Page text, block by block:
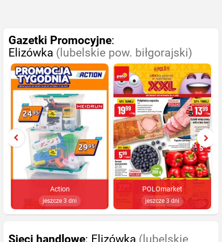
Gazetki Promocyjne:
Elizówka (lubelskie pow. biłgorajski)
Action
jeszcze 3 dni
POLOmarket
jeszcze 3 dni